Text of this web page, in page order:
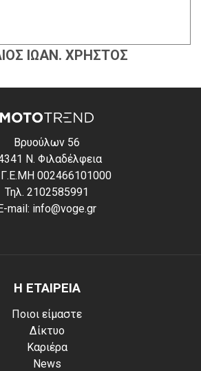
ΙΩΑΝ. ΧΡΗΣΤΟΣ
Βρυούλων 56
Ν. Φιλαδέλφεια
002466101000
Τηλ. 2102585991
mail: info@voge.gr
Η ΕΤΑΙΡΕΙΑ
Ποιοι είμαστε
Δίκτυο
Καριέρα
News